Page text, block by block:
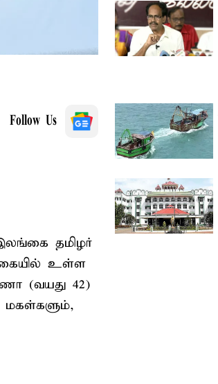
Follow Us
தமிழர்
உள்ள
(வயது 42)
மகள்களும்,